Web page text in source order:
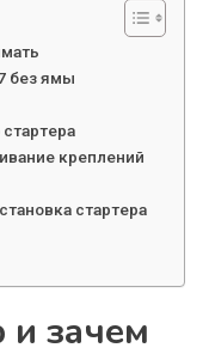
без ямы
креплений
стартера
и зачем